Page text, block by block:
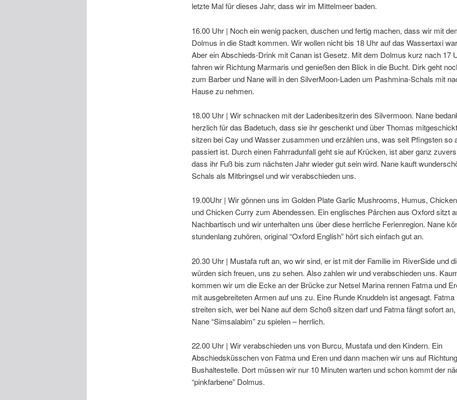
letzte Mal für dieses Jahr, dass wir im Mittelmeer baden.
16.00 Uhr | Noch ein wenig packen, duschen und fertig machen, dass wir mit
Dolmus in die Stadt kommen. Wir wollen nicht bis 18 Uhr auf das Wassertaxi
Aber ein Abschieds-Drink mit Canan ist Gesetz. Mit dem Dolmus kurz nach 17
fahren wir Richtung Marmaris und genießen den Blick in die Bucht. Dirk geht
zum Barber und Nane will in den SilverMoon-Laden um Pashmina-Schals mit
Hause zu nehmen.
18.00 Uhr | Wir schnacken mit der Ladenbesitzerin des Silvermoon. Nane
herzlich für das Badetuch, dass sie ihr geschenkt und über Thomas
sitzen bei Cay und Wasser zusammen und erzählen uns, was seit Pfingsten so
passiert ist. Durch einen Fahrradunfall geht sie auf Krücken, ist aber ganz
dass ihr Fuß bis zum nächsten Jahr wieder gut sein wird. Nane kauft
Schals als Mitbringsel und wir verabschieden uns.
19.00Uhr | Wir gönnen uns im Golden Plate Garlic Mushrooms, Humus,
und Chicken Curry zum Abendessen. Ein englisches Pärchen aus Oxford sitzt
Nachbartisch und wir unterhalten uns über diese herrliche Ferienregion. Nane
stundenlang zuhören, original “Oxford English” hört sich einfach gut an.
20.30 Uhr | Mustafa ruft an, wo wir sind, er ist mit der Familie im RiverSide und
würden sich freuen, uns zu sehen. Also zahlen wir und verabschieden uns.
kommen wir um die Ecke an der Brücke zur Netsel Marina rennen Fatma und
mit ausgebreiteten Armen auf uns zu. Eine Runde Knuddeln ist angesagt. Fatma
streiten sich, wer bei Nane auf dem Schoß sitzen darf und Fatma fängt sofort
Nane “Simsalabim” zu spielen – herrlich.
22.00 Uhr | Wir verabschieden uns von Burcu, Mustafa und den Kindern. Ein
Abschiedsküsschen von Fatma und Eren und dann machen wir uns auf Richtung
Bushaltestelle. Dort müssen wir nur 10 Minuten warten und schon kommt der
“pinkfarbene” Dolmus.